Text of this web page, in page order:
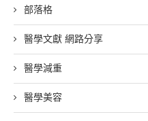
部落格
醫學文獻 網路分享
醫學減重
醫學美容